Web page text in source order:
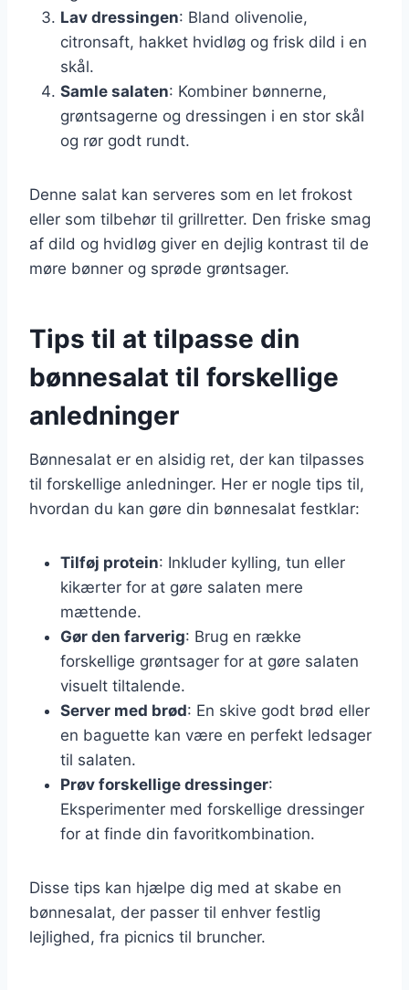
Lav dressingen: Bland olivenolie,
citronsaft, hakket hvidløg og frisk dild i en
skål.
Samle salaten: Kombiner bønnerne,
grøntsagerne og dressingen i en stor skål
og rør godt rundt.
Denne salat kan serveres som en let frokost
eller som tilbehør til grillretter. Den friske smag
af dild og hvidløg giver en dejlig kontrast til de
møre bønner og sprøde grøntsager.
Tips til at tilpasse din
bønnesalat til forskellige
anledninger
Bønnesalat er en alsidig ret, der kan tilpasses
til forskellige anledninger. Her er nogle tips til,
hvordan du kan gøre din bønnesalat festklar:
Tilføj protein: Inkluder kylling, tun eller
kikærter for at gøre salaten mere
mættende.
Gør den farverig: Brug en række
forskellige grøntsager for at gøre salaten
visuelt tiltalende.
Server med brød: En skive godt brød eller
en baguette kan være en perfekt ledsager
til salaten.
Prøv forskellige dressinger:
Eksperimenter med forskellige dressinger
for at finde din favoritkombination.
Disse tips kan hjælpe dig med at skabe en
bønnesalat, der passer til enhver festlig
lejlighed, fra picnics til bruncher.